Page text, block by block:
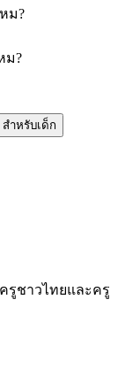
ม?
ม?
สำหรับเด็ก
รูชาวไทยและครู